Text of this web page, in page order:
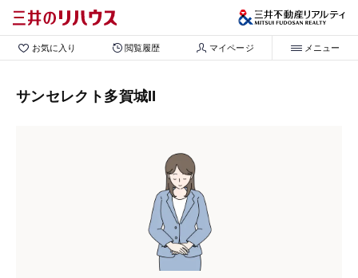
お気に入り 閲覧履歴 マイページ メニュー
サンセレクト多賀城Ⅱ